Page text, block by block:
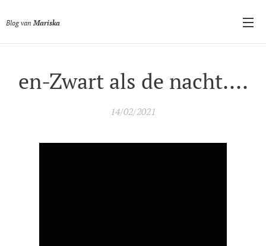
Blog van Mariska
en-Zwart als de nacht....
14/02/2021